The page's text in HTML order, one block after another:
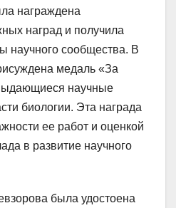
награждена
наград и получила
научного сообщества. В
медаль «За
научные
биологии. Эта награда
ее работ и оценкой
в развитие научного
была удостоена